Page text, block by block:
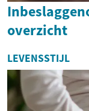
overzicht
LEVENSSTIJL